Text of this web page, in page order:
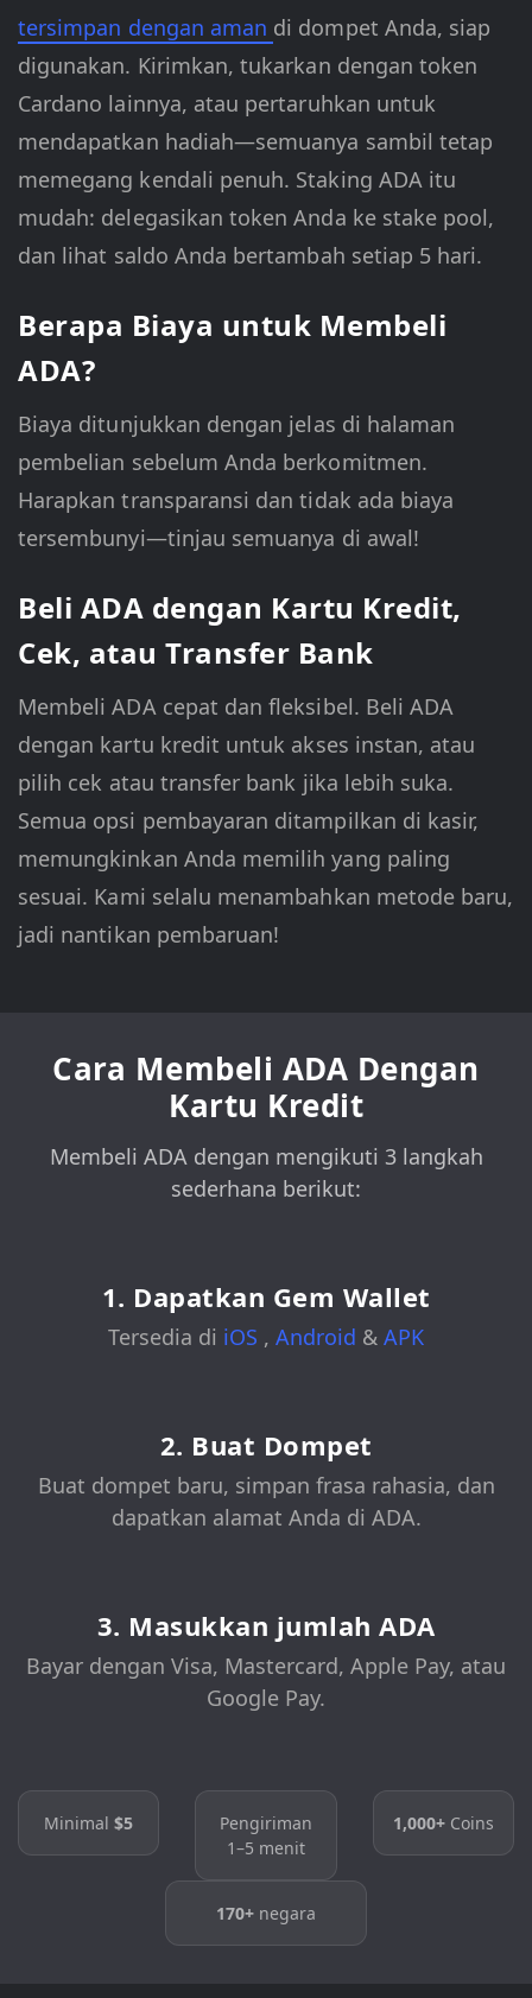
tersimpan dengan aman di dompet Anda, siap
digunakan. Kirimkan, tukarkan dengan token
Cardano lainnya, atau pertaruhkan untuk
mendapatkan hadiah—semuanya sambil tetap
memegang kendali penuh. Staking ADA itu
mudah: delegasikan token Anda ke stake pool,
dan lihat saldo Anda bertambah setiap 5 hari.
Berapa Biaya untuk Membeli
ADA?
Biaya ditunjukkan dengan jelas di halaman
pembelian sebelum Anda berkomitmen.
Harapkan transparansi dan tidak ada biaya
tersembunyi—tinjau semuanya di awal!
Beli ADA dengan Kartu Kredit,
Cek, atau Transfer Bank
Membeli ADA cepat dan fleksibel. Beli ADA
dengan kartu kredit untuk akses instan, atau
pilih cek atau transfer bank jika lebih suka.
Semua opsi pembayaran ditampilkan di kasir,
memungkinkan Anda memilih yang paling
sesuai. Kami selalu menambahkan metode baru,
jadi nantikan pembaruan!
Cara Membeli ADA Dengan
Kartu Kredit
Membeli ADA dengan mengikuti 3 langkah
sederhana berikut:
1. Dapatkan Gem Wallet
Tersedia di iOS , Android & APK
2. Buat Dompet
Buat dompet baru, simpan frasa rahasia, dan
dapatkan alamat Anda di ADA.
3. Masukkan jumlah ADA
Bayar dengan Visa, Mastercard, Apple Pay, atau
Google Pay.
Minimal$5
Pengiriman
1–5 menit
1,000+Coins
170+ negara